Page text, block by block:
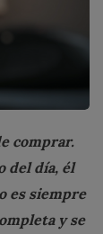
comprar.
del día, él
es siempre
y se